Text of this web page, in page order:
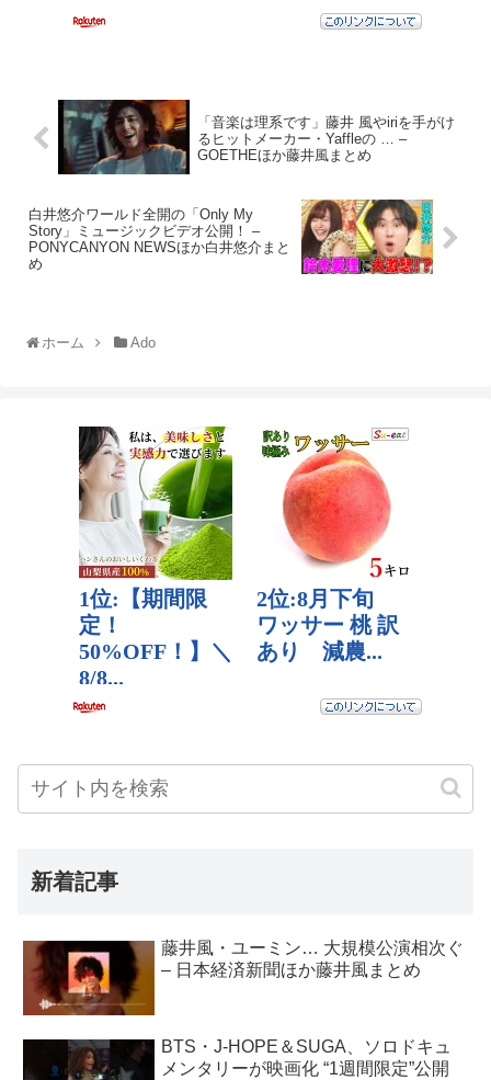
「音楽は理系です」藤井 風やiriを手がけ
るヒットメーカー・Yaffleの … –
GOETHEほか藤井風まとめ
白井悠介ワールド全開の「Only My
Story」ミュージックビデオ公開！ –
PONYCANYON NEWSほか白井悠介まと
め
ホーム Ado
新着記事
藤井風・ユーミン… 大規模公演相次ぐ
– 日本経済新聞ほか藤井風まとめ
BTS・J-HOPE＆SUGA、ソロドキュ
メンタリーが映画化 “1週間限定”公開